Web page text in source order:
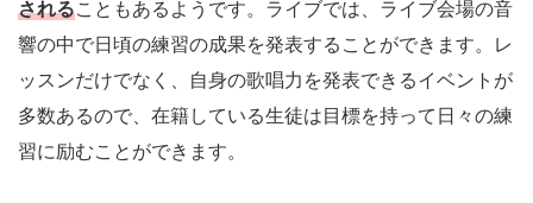
されることもあるようです。ライブでは、ライブ会場の音
響の中で日頃の練習の成果を発表することができます。レ
ッスンだけでなく、自身の歌唱力を発表できるイベントが
多数あるので、在籍している生徒は目標を持って日々の練
習に励むことができます。